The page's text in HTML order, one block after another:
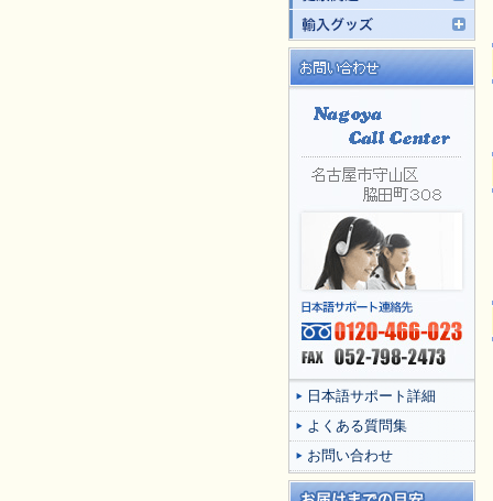
日本語サポート詳細
よくある質問集
お問い合わせ